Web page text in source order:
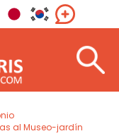
al Museo-jardín